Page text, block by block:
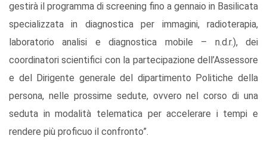
gestirà il programma di screening fino a gennaio in Basilicata
specializzata in diagnostica per immagini, radioterapia,
laboratorio analisi e diagnostica mobile – n.d.r.), dei
coordinatori scientifici con la partecipazione dell’Assessore
e del Dirigente generale del dipartimento Politiche della
persona, nelle prossime sedute, ovvero nel corso di una
seduta in modalità telematica per accelerare i tempi e
rendere più proficuo il confronto”.